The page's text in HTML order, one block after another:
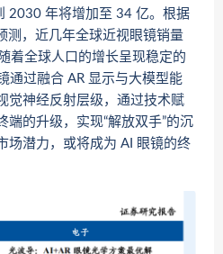
2030 年将增加至 34 亿。根据
测，近几年全球近视眼镜销量
着全球人口的增长呈现稳定的
通过融合 AR 显示与大模型能
觉神经反射层级，通过技术赋
端的升级，实现“解放双手”的沉
场潜力，或将成为 AI 眼镜的终